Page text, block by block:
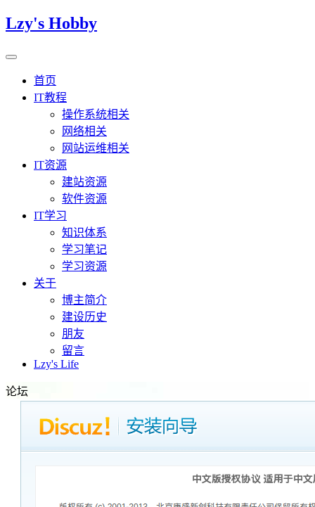
Lzy's Hobby
首页
IT教程
操作系统相关
网络相关
网站运维相关
IT资源
建站资源
软件资源
IT学习
知识体系
学习笔记
学习资源
关于
博主简介
建设历史
朋友
留言
Lzy's Life
论坛